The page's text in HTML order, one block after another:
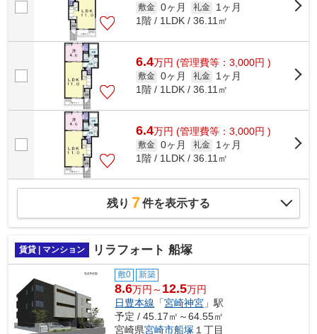
敷金 0ヶ月 礼金
1ヶ月
1階 / 1LDK / 36.11㎡
6.4万円 (管理費等：3,000円 )
敷金 0ヶ月 礼金
1ヶ月
1階 / 1LDK / 36.11㎡
6.4万円 (管理費等：3,000円 )
敷金 0ヶ月 礼金
1ヶ月
1階 / 1LDK / 36.11㎡
残り 7件を表示する
賃貸 | マンション リラフォート 船塚
敷0 新築
8.6万円～ 12.5万円
日豊本線 「宮崎神宮 」駅
予定 / 45.17㎡～64.55㎡
宮崎県宮崎市船塚 １丁目